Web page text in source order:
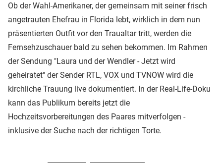
Ob der Wahl-Amerikaner, der gemeinsam mit seiner frisch
angetrauten Ehefrau in Florida lebt, wirklich in dem nun
präsentierten Outfit vor den Traualtar tritt, werden die
Fernsehzuschauer bald zu sehen bekommen. Im Rahmen
der Sendung "Laura und der Wendler - Jetzt wird
geheiratet" der Sender RTL, VOX und TVNOW wird die
kirchliche Trauung live dokumentiert. In der Real-Life-Doku
kann das Publikum bereits jetzt die
Hochzeitsvorbereitungen des Paares mitverfolgen -
inklusive der Suche nach der richtigen Torte.